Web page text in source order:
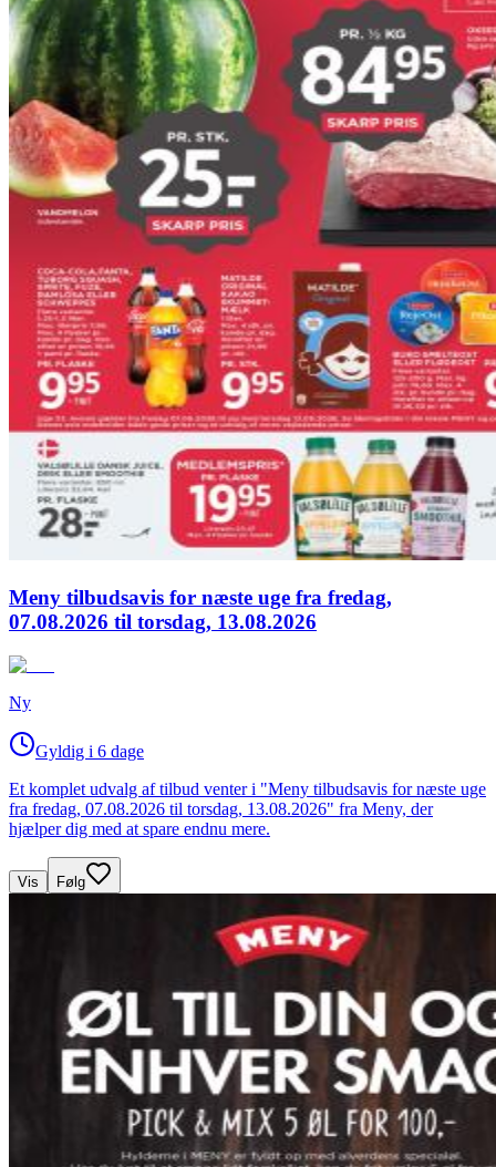
Meny tilbudsavis for næste uge fra fredag,
07.08.2026 til torsdag, 13.08.2026
Ny
Gyldig i 6 dage
Et komplet udvalg af tilbud venter i "Meny tilbudsavis for næste uge
fra fredag, 07.08.2026 til torsdag, 13.08.2026" fra Meny, der
hjælper dig med at spare endnu mere.
Vis Følg